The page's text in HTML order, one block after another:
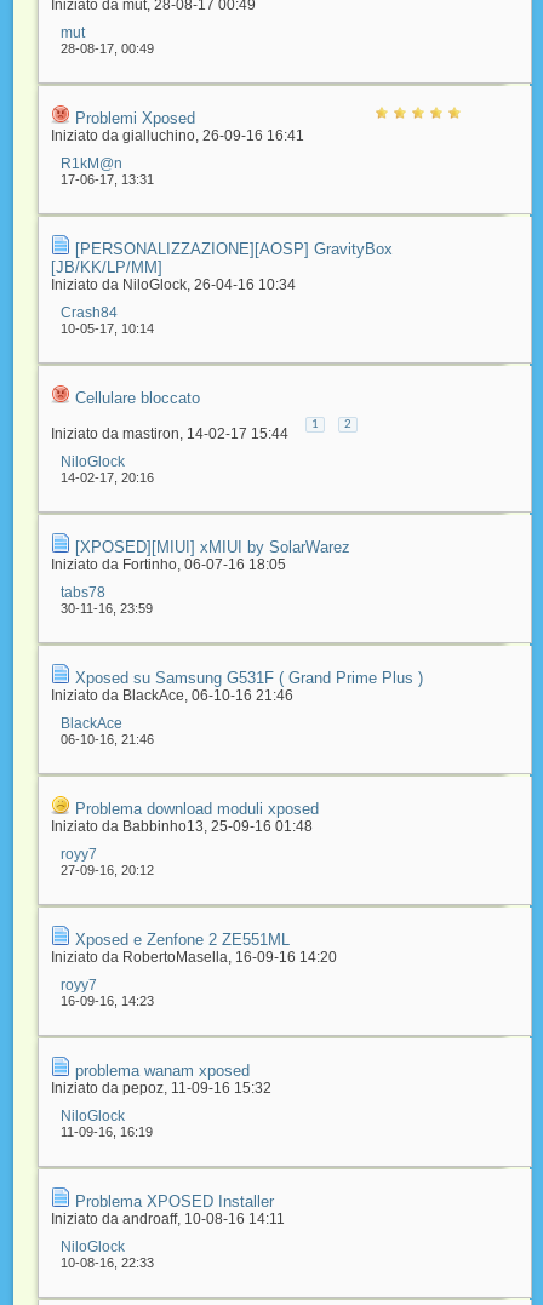
Iniziato damut‎, 28-08-17 00:49
mut
28-08-17, 00:49
Problemi Xposed
Iniziato dagialluchino‎, 26-09-16 16:41
R1kM@n
17-06-17, 13:31
[PERSONALIZZAZIONE][AOSP] GravityBox
[JB/KK/LP/MM]
Iniziato da NiloGlock‎, 26-04-16 10:34
Crash84
10-05-17, 10:14
Cellulare bloccato
Iniziato damastiron‎, 14-02-17 15:44
1 2
NiloGlock
14-02-17, 20:16
[XPOSED][MIUI] xMIUI by SolarWarez
Iniziato da Fortinho‎, 06-07-16 18:05
tabs78
30-11-16, 23:59
Xposed su Samsung G531F ( Grand Prime Plus )
Iniziato da BlackAce‎, 06-10-16 21:46
BlackAce
06-10-16, 21:46
Problema download moduli xposed
Iniziato da Babbinho13‎, 25-09-16 01:48
royy7
27-09-16, 20:12
Xposed e Zenfone 2 ZE551ML
Iniziato da RobertoMasella‎, 16-09-16 14:20
royy7
16-09-16, 14:23
problema wanam xposed
Iniziato dapepoz‎, 11-09-16 15:32
NiloGlock
11-09-16, 16:19
Problema XPOSED Installer
Iniziato daandroaff‎, 10-08-16 14:11
NiloGlock
10-08-16, 22:33